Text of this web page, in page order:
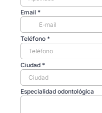
Email *
Teléfono *
Ciudad *
Especialidad odontológica